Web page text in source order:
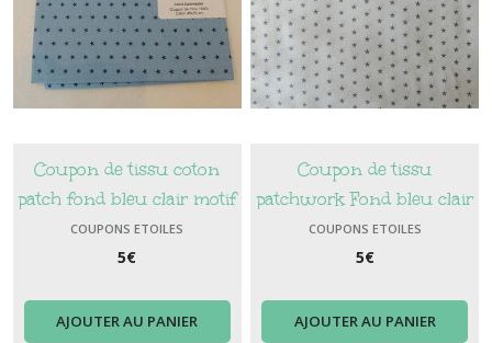
Coupon de tissu coton
patch fond bleu clair motif
Etoiles bleu marine
COUPONS ETOILES
5€
AJOUTER AU PANIER
Coupon de tissu
patchwork Fond bleu clair
à Etoiles Gris bleu
COUPONS ETOILES
5€
AJOUTER AU PANIER
Coupons
Mode
(4)
Motifs
enfants
Noël
(5)